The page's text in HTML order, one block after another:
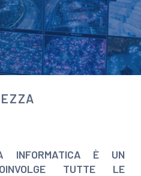
un esperto
INFORMATICA È UN
TUTTE LE